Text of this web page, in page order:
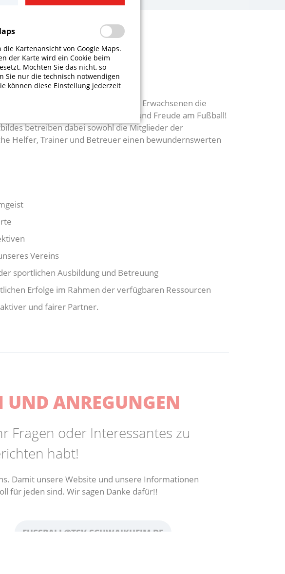
bieten Kindern, Jugendlichen und Erwachsenen die
Uns verbindet die Leidenschaft und Freude am Fußball!
betreiben dabei sowohl die Mitglieder der
Helfer, Trainer und Betreuer einen bewundernswerten
Vereins
sportlichen Ausbildung und Betreuung
Erfolge im Rahmen der verfügbaren Ressourcen
und fairer Partner.
UND ANREGUNGEN
Fragen oder Interessantes zu
habt!
Damit unsere Website und unsere Informationen
für jeden sind. Wir sagen Danke dafür!!
FUSSBALL@TSV-SCHWAIKHEIM.DE
die Kartenansicht von Google Maps.
der Karte wird ein Cookie beim
Möchten Sie das nicht, so
Sie nur die technisch notwendigen
können diese Einstellung jederzeit